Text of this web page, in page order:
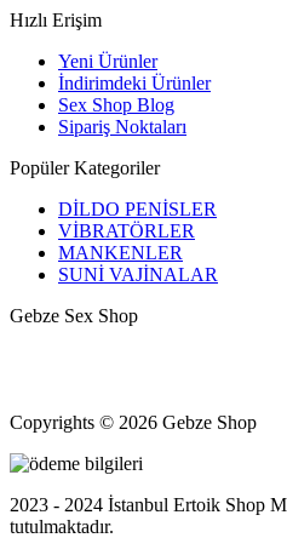
Hızlı Erişim
Yeni Ürünler
İndirimdeki Ürünler
Sex Shop Blog
Sipariş Noktaları
Popüler Kategoriler
DİLDO PENİSLER
VİBRATÖRLER
MANKENLER
SUNİ VAJİNALAR
Gebze Sex Shop
Copyrights © 2026 Gebze Shop
2023 - 2024 İstanbul Ertoik Shop
tutulmaktadır.